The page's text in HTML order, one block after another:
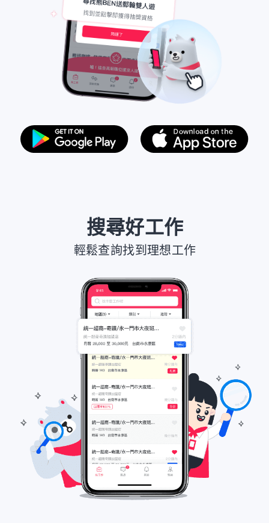
搜尋好工作
輕鬆查詢找到理想工作